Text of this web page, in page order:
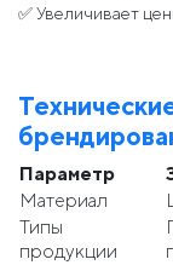
✅ Увеличивает
Параметр
Материал
Типы
продукции